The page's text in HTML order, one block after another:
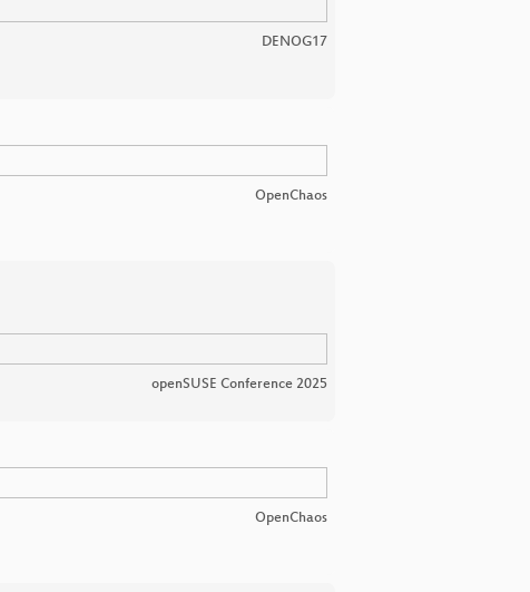
DENOG17
OpenChaos
openSUSE Conference 2025
OpenChaos